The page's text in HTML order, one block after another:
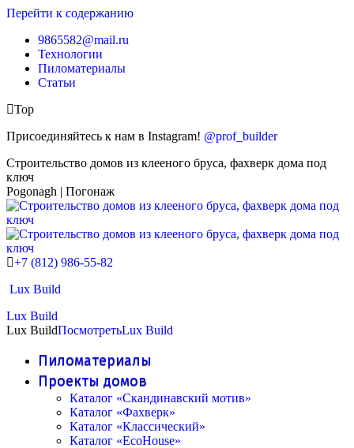
Перейти к содержанию
9865582@mail.ru
Технологии
Пиломатериалы
Статьи
Top
Присоединяйтесь к нам в Instagram! @prof_builder
Строительство домов из клееного бруса, фахверк дома под
ключ
Pogonagh | Погонаж
+7 (812) 986-55-82
Lux Build
Lux Build
Lux BuildПосмотретьLux Build
Пиломатериалы
Проекты домов
Каталог «Скандинавский мотив»
Каталог «Фахверк»
Каталог «Классический»
Каталог «EcoHouse»